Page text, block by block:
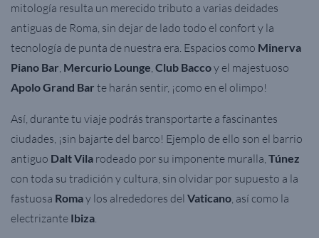
mitología resulta un merecido tributo a varias deidades
antiguas de Roma, sin dejar de lado todo el confort y la
tecnología de punta de nuestra era. Espacios como Minerva
Piano Bar, Mercurio Lounge, Club Baccoy el majestuoso
Apolo Grand Bar te harán sentir, ¡como en el olimpo!
Así, durante tu viaje podrás transportarte a fascinantes
ciudades, ¡sin bajarte del barco! Ejemplo de ello son el barrio
antiguo Dalt Vila rodeado por su imponente muralla, Túnez
con toda su tradición y cultura, sin olvidar por supuesto a la
fastuosa Romay los alrededores del Vaticano, así como la
electrizante Ibiza.